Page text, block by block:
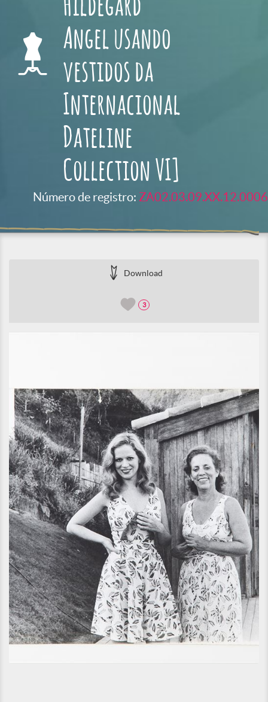
Hildegard
Angel usando
vestidos da
Internacional
Dateline
Collection VI]
Número de registro: ZA02.03.09.XX.12.0006
Download
3